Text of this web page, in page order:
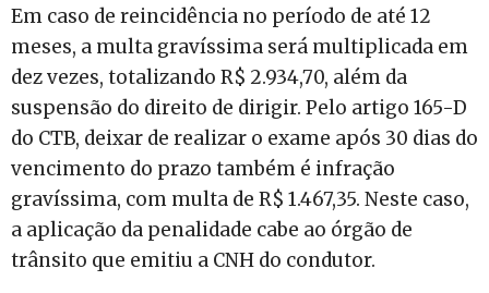
Em caso de reincidência no período de até 12
meses, a multa gravíssima será multiplicada em
dez vezes, totalizando R$ 2.934,70, além da
suspensão do direito de dirigir. Pelo artigo 165-D
do CTB, deixar de realizar o exame após 30 dias do
vencimento do prazo também é infração
gravíssima, com multa de R$ 1.467,35. Neste caso,
a aplicação da penalidade cabe ao órgão de
trânsito que emitiu a CNH do condutor.